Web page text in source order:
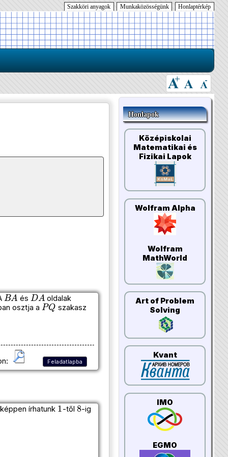
Honlaptérkép
Munkaközösségünk
Szakköri anyagok
BA
és
DA
oldalak
osztja a
PQ
szakasz
Feladatlapba
írhatunk
1
-től
8
-ig
Honlapok
Középiskolai
Matematikai és
Fizikai Lapok
Wolfram Alpha
Wolfram
MathWorld
Art of Problem
Solving
Kvant
IMO
EGMO